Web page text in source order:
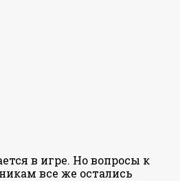
в игре. Но вопросы к
все же остались